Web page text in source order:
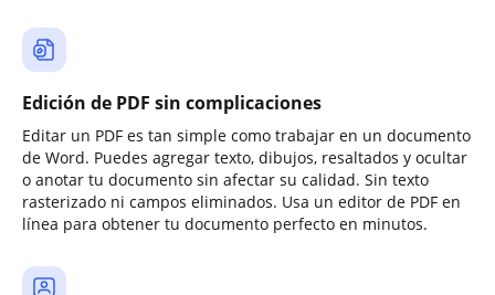
Edición de PDF sin complicaciones
Editar un PDF es tan simple como trabajar en un documento
de Word. Puedes agregar texto, dibujos, resaltados y ocultar
o anotar tu documento sin afectar su calidad. Sin texto
rasterizado ni campos eliminados. Usa un editor de PDF en
línea para obtener tu documento perfecto en minutos.